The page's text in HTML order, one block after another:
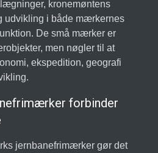
kronemøntens
udvikling i både mærkernes
De små mærker er
men nøgler til at
ekspedition, geografi
forbinder
jernbanefrimærker gør det